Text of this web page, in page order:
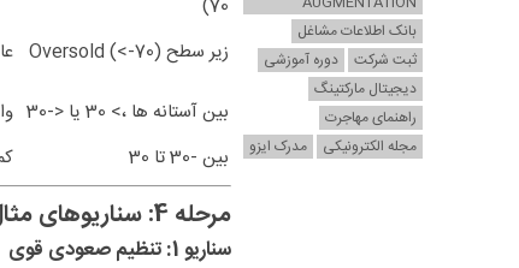
70)
زیر سطح Oversold (<-70)
بین آستانه ها ،> 30 یا <-30
بین -30 تا 30
مرحله 4: سناریوهای مثال
سناریو 1: تنظیم صعودی قوی
بانک اطلاعات مشاغل
ثبت شرکت
دوره آموزشی
دیجیتال مارکتینگ
راهنمای مهاجرت
مجله الکترونیکی
مدرک ایزو